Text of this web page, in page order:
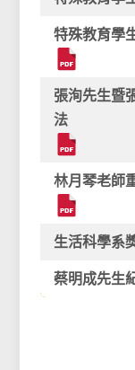
特殊教育學
張洵先生暨
法
林月琴老師
生活科學系
蔡明成先生